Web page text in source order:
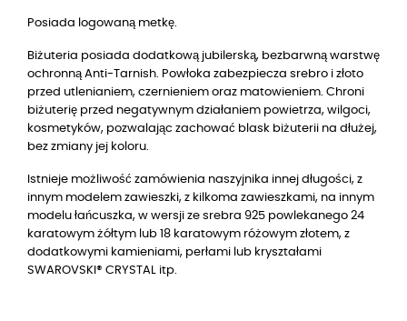
Posiada logowaną metkę.
Biżuteria posiada dodatkową jubilerską, bezbarwną warstwę
ochronną Anti-Tarnish. Powłoka zabezpiecza srebro i złoto
przed utlenianiem, czernieniem oraz matowieniem. Chroni
biżuterię przed negatywnym działaniem powietrza, wilgoci,
kosmetyków, pozwalając zachować blask biżuterii na dłużej,
bez zmiany jej koloru.
Istnieje możliwość zamówienia naszyjnika innej długości, z
innym modelem zawieszki, z kilkoma zawieszkami, na innym
modelu łańcuszka, w wersji ze srebra 925 powlekanego 24
karatowym żółtym lub 18 karatowym różowym złotem, z
dodatkowymi kamieniami, perłami lub kryształami
SWAROVSKI® CRYSTAL itp.